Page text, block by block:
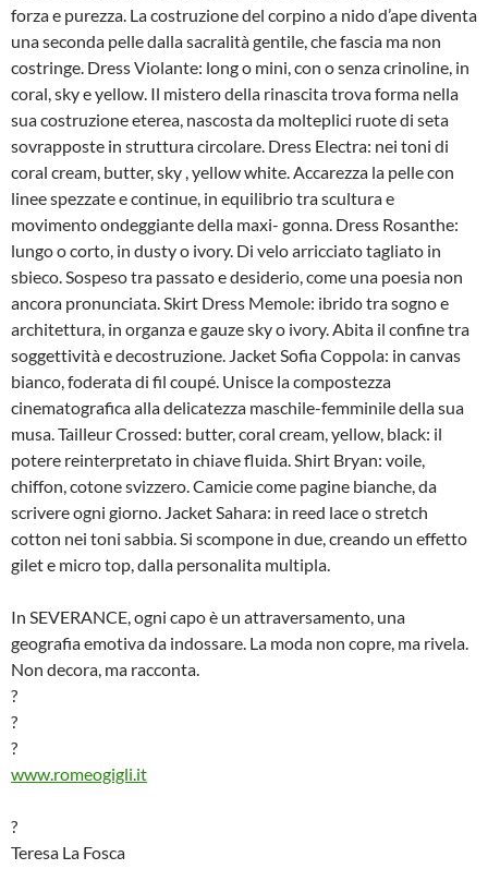
forza e purezza. La costruzione del corpino a nido d’ape diventa
una seconda pelle dalla sacralità gentile, che fascia ma non
costringe. Dress Violante: long o mini, con o senza crinoline, in
coral, sky e yellow. Il mistero della rinascita trova forma nella
sua costruzione eterea, nascosta da molteplici ruote di seta
sovrapposte in struttura circolare. Dress Electra: nei toni di
coral cream, butter, sky , yellow white. Accarezza la pelle con
linee spezzate e continue, in equilibrio tra scultura e
movimento ondeggiante della maxi- gonna. Dress Rosanthe:
lungo o corto, in dusty o ivory. Di velo arricciato tagliato in
sbieco. Sospeso tra passato e desiderio, come una poesia non
ancora pronunciata. Skirt Dress Memole: ibrido tra sogno e
architettura, in organza e gauze sky o ivory. Abita il confine tra
soggettività e decostruzione. Jacket Sofia Coppola: in canvas
bianco, foderata di fil coupé. Unisce la compostezza
cinematografica alla delicatezza maschile-femminile della sua
musa. Tailleur Crossed: butter, coral cream, yellow, black: il
potere reinterpretato in chiave fluida. Shirt Bryan: voile,
chiffon, cotone svizzero. Camicie come pagine bianche, da
scrivere ogni giorno. Jacket Sahara: in reed lace o stretch
cotton nei toni sabbia. Si scompone in due, creando un effetto
gilet e micro top, dalla personalita multipla.
In SEVERANCE, ogni capo è un attraversamento, una
geografia emotiva da indossare. La moda non copre, ma rivela.
Non decora, ma racconta.
?
?
?
www.romeogigli.it
?
Teresa La Fosca